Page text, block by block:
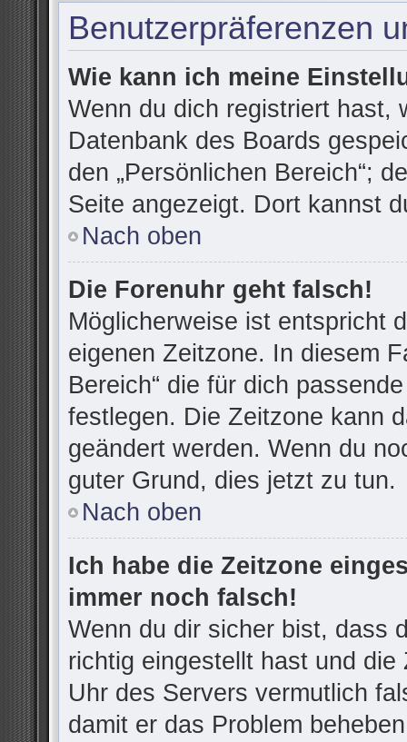
Benutzerpräferenzen
Wie kann ich meine
Wenn du dich registriert hast,
Datenbank des Boards
den „Persönlichen Bereich“;
Seite angezeigt. Dort kannst
Nach oben
Die Forenuhr geht falsch!
Möglicherweise ist entspricht
eigenen Zeitzone. In diesem
Bereich“ die für dich
festlegen. Die Zeitzone kann
geändert werden. Wenn du
guter Grund, dies jetzt zu tun.
Nach oben
Ich habe die Zeitzone
immer noch falsch!
Wenn du dir sicher bist, dass
richtig eingestellt hast und
Uhr des Servers vermutlich
damit er das Problem